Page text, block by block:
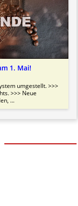
1. Mai!
umgestellt. >>>
>>> Neue
...